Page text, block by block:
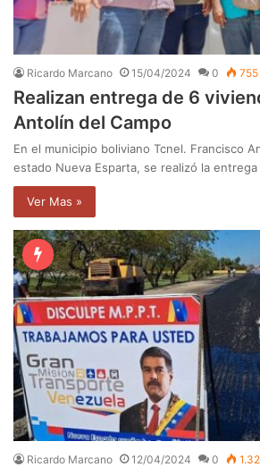
Ricardo Marcano 15/04/2024 0 755
Realizan entrega de 6
Antolín del Campo
En el municipio boliviano Tcnel. Francisco
estado Nueva Esparta, se realizó la
Ver Mas »
Ricardo Marcano 12/04/2024 0